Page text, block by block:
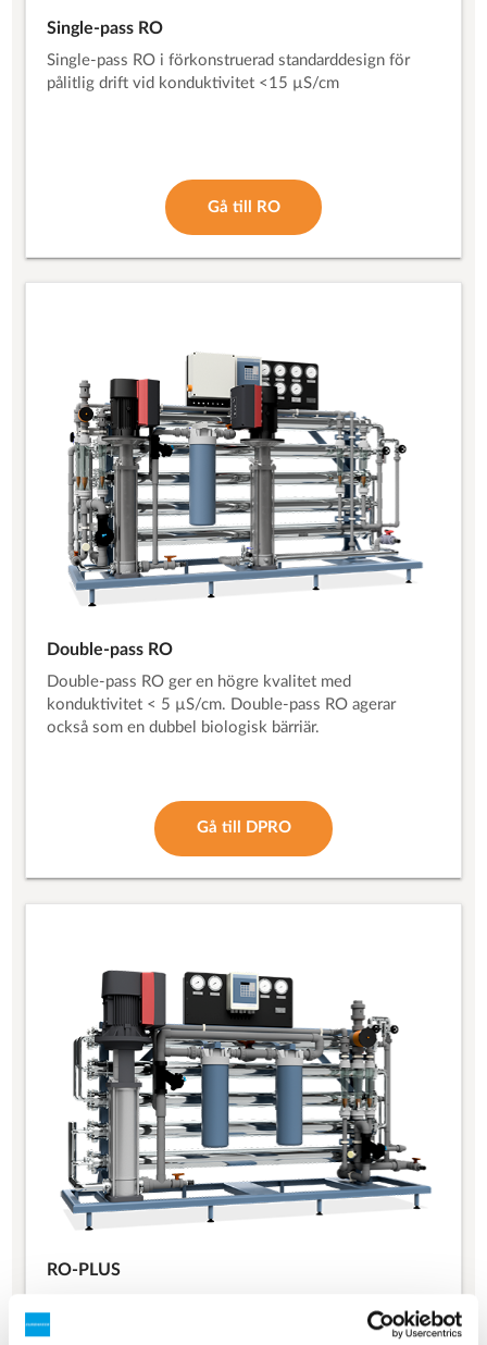
Single-pass RO
Single-pass RO i förkonstruerad standarddesign för
pålitlig drift vid konduktivitet <15 µS/cm
Gå till RO
Double-pass RO
Double-pass RO ger en högre kvalitet med
konduktivitet < 5 µS/cm. Double-pass RO agerar
också som en dubbel biologisk bärriär.
Gå till DPRO
RO-PLUS
på upp till 90% och samtidigt minskad